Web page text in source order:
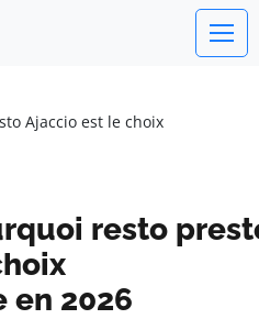
Ajaccio est le choix
resto
en 2026